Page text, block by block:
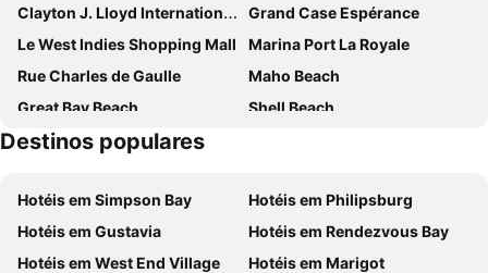
Villa Jwi Lavi Boutique Hotel
Love Boutique Hotel
Le Temps Des Cerises Beach
Orient Beach Hotel
La Playa Orient Bay
Palm Court Hotel
The Westin Dawn Beach Resort & Spa
Clayton J. Lloyd International Airport
Grand Case Espérance
Le West Indies Shopping Mall
Marina Port La Royale
Rue Charles de Gaulle
Maho Beach
Great Bay Beach
Shell Beach
Saint Barthélemy - Rémy de Haenen Airport
Destinos populares
Hotéis em Simpson Bay
Hotéis em Philipsburg
Hotéis em Gustavia
Hotéis em Rendezvous Bay
Hotéis em West End Village
Hotéis em Marigot